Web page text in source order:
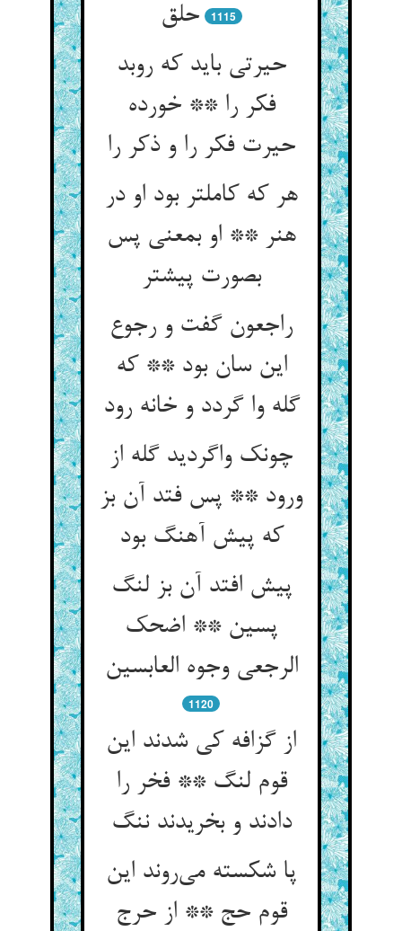
حلق
1115
حیرتی باید که روبد
فکر را ** خورده
حیرت فکر را و ذکر را
هر که کاملتر بود او در
هنر ** او بمعنی پس
بصورت پیشتر
راجعون گفت و رجوع
این سان بود ** که
گله وا گردد و خانه رود
چونک واگردید گله از
ورود ** پس فتد آن بز
که پیش آهنگ بود
پیش افتد آن بز لنگ
پسین ** اضحک
الرجعی وجوه العابسین
1120
از گزافه کی شدند این
قوم لنگ ** فخر را
دادند و بخریدند ننگ
پا شکسته می‌روند این
قوم حج ** از حرج